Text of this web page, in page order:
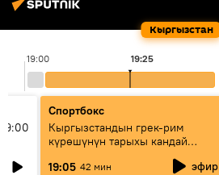
Кыргызстан
19:00 19:25
Спортбокс
Кыргызстандын грек-рим
күрөшүнүн тарыхы кандай
19:05 42 мин эфир